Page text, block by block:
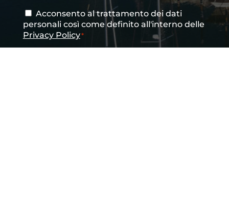
Consenso*
Acconsento al trattamento dei dati
personali così come definito all'interno delle
Privacy Policy*